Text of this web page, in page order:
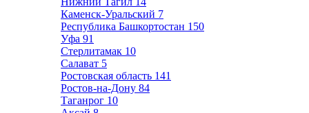
Каменск-Уральский 7
Республика Башкортостан 150
Уфа 91
Стерлитамак 10
Салават 5
Ростовская область 141
Ростов-на-Дону 84
Таганрог 10